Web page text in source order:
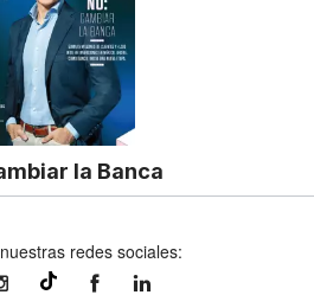
la Banca
redes sociales:
expansionmx ExpansionMex